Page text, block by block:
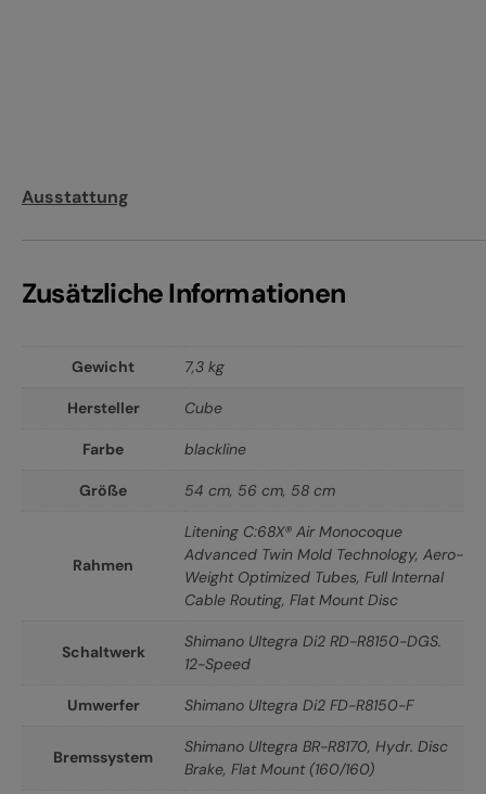
Ausstattung
Zusätzliche Informationen
Gewicht 7,3 kg
Hersteller Cube
Farbe blackline
Größe 54 cm, 56 cm, 58 cm
Rahmen
Litening C:68X® Air Monocoque
Advanced Twin Mold Technology, Aero-
Weight Optimized Tubes, Full Internal
Cable Routing, Flat Mount Disc
Schaltwerk
Shimano Ultegra Di2 RD-R8150-DGS.
12-Speed
Umwerfer Shimano Ultegra Di2 FD-R8150-F
Bremssystem
Shimano Ultegra BR-R8170, Hydr. Disc
Brake, Flat Mount (160/160)